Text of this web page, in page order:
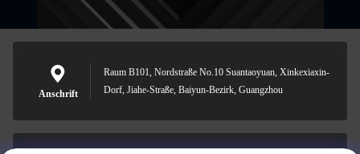
Anschrift
Raum B101, Nordstraße No.10 Suantaoyuan, Xinkexiaxin-
Dorf, Jiahe-Straße, Baiyun-Bezirk, Guangzhou